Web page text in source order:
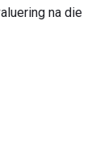
na die